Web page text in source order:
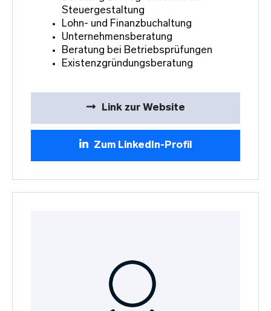
Steuergestaltung
Lohn- und Finanzbuchaltung
Unternehmensberatung
Beratung bei Betriebsprüfungen
Existenzgründungsberatung
Link zur Website
Zum LinkedIn-Profil